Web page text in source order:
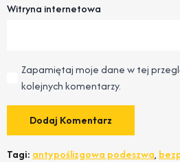
Witryna internetowa
Zapamiętaj moje dane w tej
kolejnych komentarzy.
Tagi: antypoślizgowa podeszwa,